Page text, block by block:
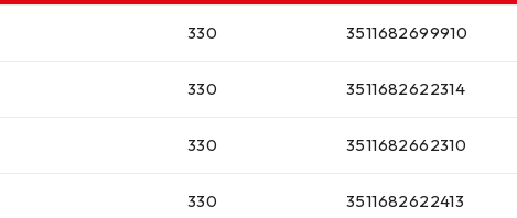
330 3511682699910
330 3511682622314
330 3511682662310
330 3511682622413